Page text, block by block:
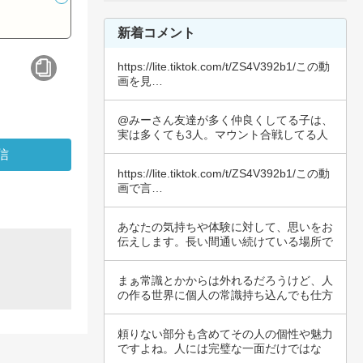
新着コメント
https://lite.tiktok.com/t/ZS4V392b1/この動
画を見…
@みーさん友達が多く仲良くしてる子は、
実は多くても3人。マウント合戦してる人
https://lite.tiktok.com/t/ZS4V392b1/この動
画で言…
あなたの気持ちや体験に対して、思いをお
伝えします。長い間通い続けている場所で
まぁ常識とかからは外れるだろうけど、人
の作る世界に個人の常識持ち込んでも仕方
頼りない部分も含めてその人の個性や魅力
ですよね。人には完璧な一面だけではな